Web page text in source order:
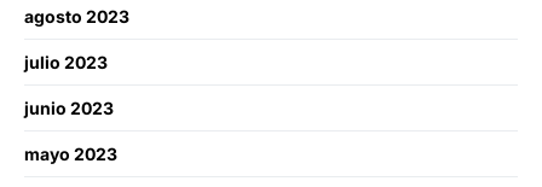
agosto 2023
julio 2023
junio 2023
mayo 2023